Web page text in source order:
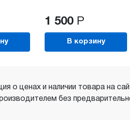
1 500 Р
В корзину
о ценах и наличии товара на
без